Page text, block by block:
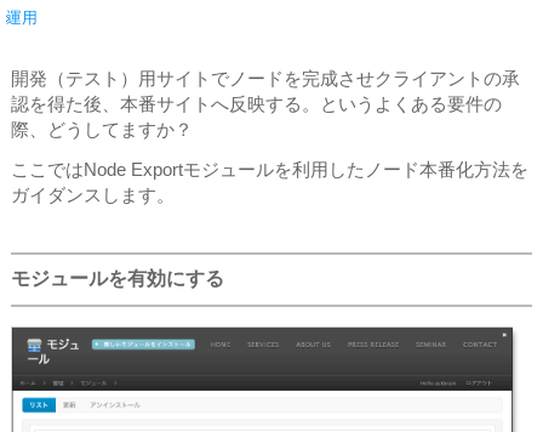
運用
開発（テスト）用サイトでノードを完成させクライアントの承
認を得た後、本番サイトへ反映する。というよくある要件の
際、どうしてますか？
ここではNode Exportモジュールを利用したノード本番化方法を
ガイダンスします。
モジュールを有効にする